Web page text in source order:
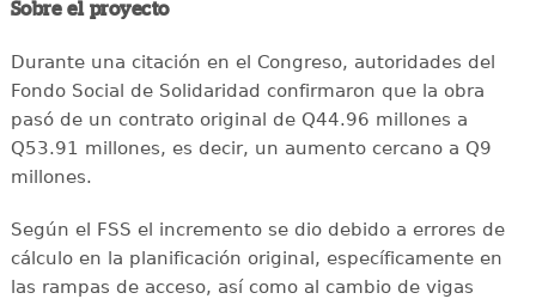
Sobre el proyecto
Durante una citación en el Congreso, autoridades del
Fondo Social de Solidaridad confirmaron que la obra
pasó de un contrato original de Q44.96 millones a
Q53.91 millones, es decir, un aumento cercano a Q9
millones.
Según el FSS el incremento se dio debido a errores de
cálculo en la planificación original, específicamente en
las rampas de acceso, así como al cambio de vigas